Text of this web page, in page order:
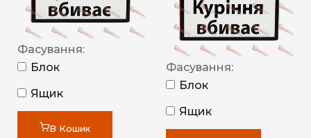
Фасування:
Блок
Ящик
В Кошик
Фасування:
Блок
Ящик